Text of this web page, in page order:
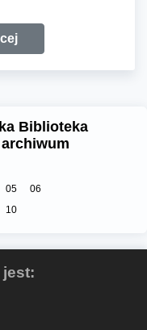
Biblioteka
05
06
10